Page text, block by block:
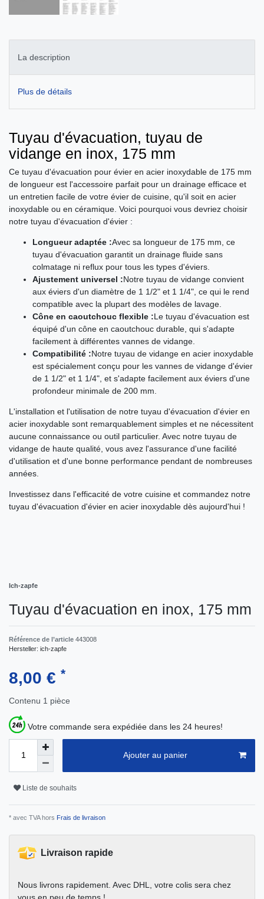
La description
Plus de détails
Tuyau d'évacuation, tuyau de
vidange en inox, 175 mm
Ce tuyau d'évacuation pour évier en acier inoxydable de 175 mm
de longueur est l'accessoire parfait pour un drainage efficace et
un entretien facile de votre évier de cuisine, qu'il soit en acier
inoxydable ou en céramique. Voici pourquoi vous devriez choisir
notre tuyau d'évacuation d'évier :
Longueur adaptée :Avec sa longueur de 175 mm, ce
tuyau d'évacuation garantit un drainage fluide sans
colmatage ni reflux pour tous les types d'éviers.
Ajustement universel :Notre tuyau de vidange convient
aux éviers d'un diamètre de 1 1/2" et 1 1/4", ce qui le rend
compatible avec la plupart des modèles de lavage.
Cône en caoutchouc flexible :Le tuyau d'évacuation est
équipé d'un cône en caoutchouc durable, qui s'adapte
facilement à différentes vannes de vidange.
Compatibilité :Notre tuyau de vidange en acier inoxydable
est spécialement conçu pour les vannes de vidange d'évier
de 1 1/2" et 1 1/4", et s'adapte facilement aux éviers d'une
profondeur minimale de 200 mm.
L'installation et l'utilisation de notre tuyau d'évacuation d'évier en
acier inoxydable sont remarquablement simples et ne nécessitent
aucune connaissance ou outil particulier. Avec notre tuyau de
vidange de haute qualité, vous avez l'assurance d'une facilité
d'utilisation et d'une bonne performance pendant de nombreuses
années.
Investissez dans l'efficacité de votre cuisine et commandez notre
tuyau d'évacuation d'évier en acier inoxydable dès aujourd'hui !
Ich-zapfe
Tuyau d'évacuation en inox, 175 mm
Référence de l’article 443008
Hersteller: ich-zapfe
8,00 € *
Contenu 1 pièce
Votre commande sera expédiée dans les 24 heures!
Ajouter au panier
Liste de souhaits
* avec TVA hors Frais de livraison
Livraison rapide
Nous livrons rapidement. Avec DHL, votre colis sera chez